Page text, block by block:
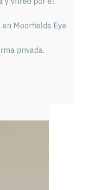
Moorfields Eye
privada.